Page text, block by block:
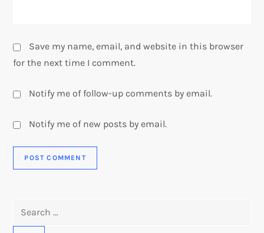
Save my name, email, and website in this browser
for the next time I comment.
Notify me of follow-up comments by email.
Notify me of new posts by email.